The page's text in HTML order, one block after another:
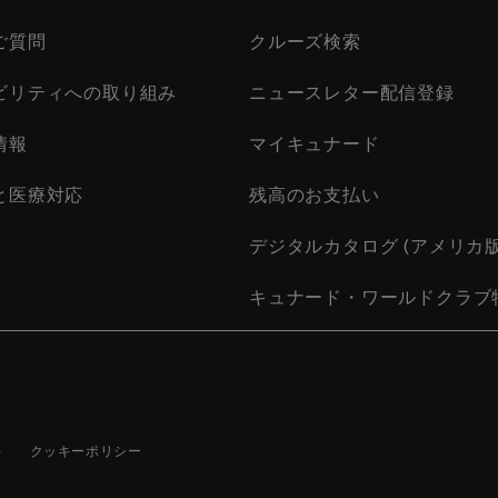
質問
リティへの取り組み
報
医療対応
クルーズ検索
ニュースレター配信登録
マイキュナード
残高のお支払い
デジタルカタログ (アメリカ
キュナード・ワールドクラブ
クッキーポリシー